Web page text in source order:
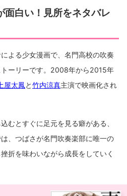
面白い！見所をネタバレ
よる少女漫画で、名門高校の吹奏
ーリーです。2008年から2015年
屋太鳳と竹内涼真主演で映画化され
むとすぐに足元を見る癖がある、
、つばさが名門吹奏楽部に唯一の
折を味わいながら成長をしていく